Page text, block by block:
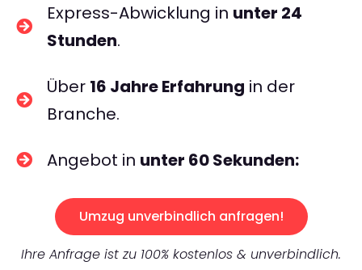
Express-Abwicklung in unter 24
Stunden.
Über 16 Jahre Erfahrung in der
Branche.
Angebot in unter 60 Sekunden:
Umzug unverbindlich anfragen!
Ihre Anfrage ist zu 100% kostenlos & unverbindlich.